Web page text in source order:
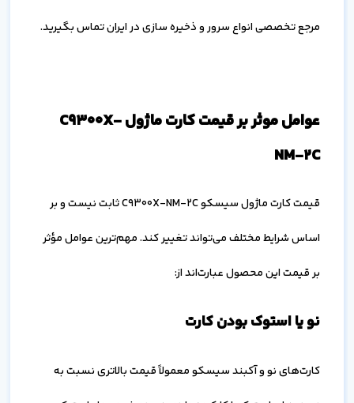
مرجع تخصصی انواع سرور و ذخیره سازی در ایران تماس بگیرید.
عوامل موثر بر قیمت کارت ماژول C9300X-
NM-2C
قیمت کارت ماژول سیسکو C9300X-NM-2C ثابت نیست و بر
اساس شرایط مختلف می‌تواند تغییر کند. مهم‌ترین عوامل مؤثر
بر قیمت این محصول عبارت‌اند از:
نو یا استوک بودن کارت
کارت‌های نو و آکبند سیسکو معمولاً قیمت بالاتری نسبت به